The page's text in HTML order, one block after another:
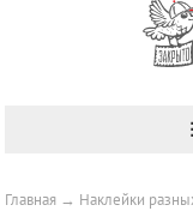
Главная → Наклейки